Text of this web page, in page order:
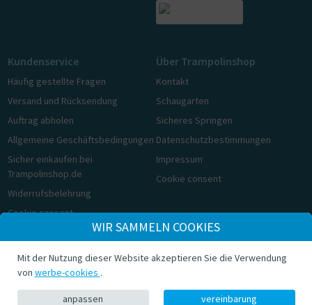
Kundenservice
Häufig gestellte Fragen
Versand und Rücksendung
Auftrag abholen
Allgemeine Geschäftsbedingungen
Sicher einkaufen bei
Trampolinshop.de
Widerrufsbelehrung
Cookie consent
Über Trampolinshop
Kontakt
Schaugarten
Sicheres Springen
Datenschutzbestimmungen
Impressum
Cookie consent
© Trampolinshop.de 2026
WIR SAMMELN COOKIES
Mit der Nutzung dieser Website akzeptieren Sie die Verwendung
von werbe-cookies .
anpassen vereinbarung